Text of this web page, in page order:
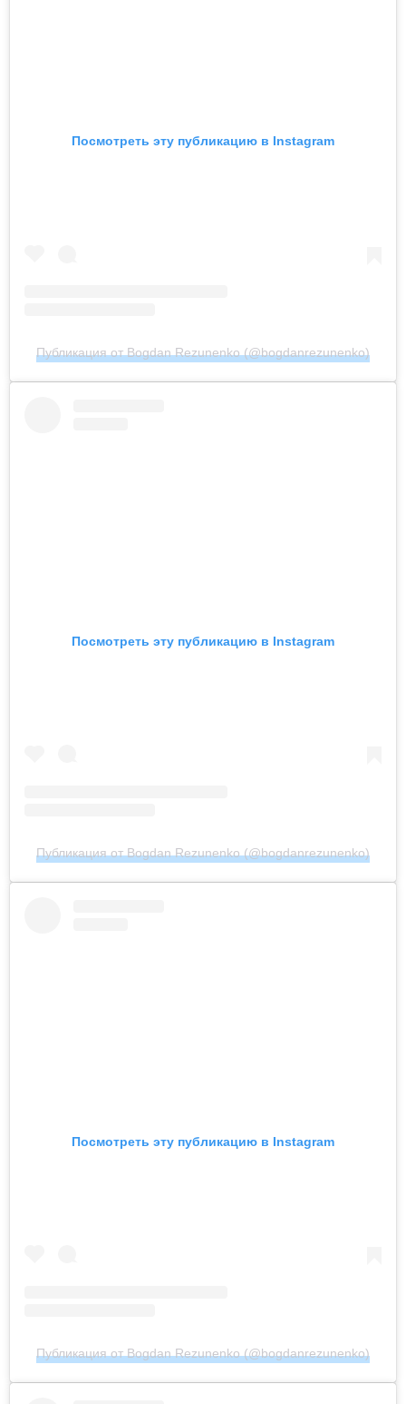
Посмотреть эту публикацию в Instagram
Публикация от Bogdan Rezunenko (@bogdanrezunenko)
Посмотреть эту публикацию в Instagram
Публикация от Bogdan Rezunenko (@bogdanrezunenko)
Посмотреть эту публикацию в Instagram
Публикация от Bogdan Rezunenko (@bogdanrezunenko)